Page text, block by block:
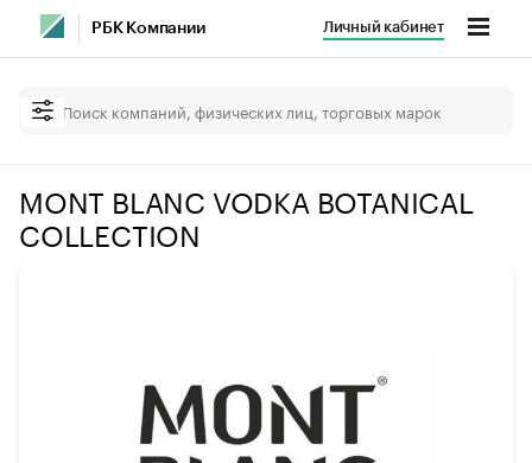
РБК Компании Личный кабинет
MONT BLANC VODKA BOTANICAL
COLLECTION